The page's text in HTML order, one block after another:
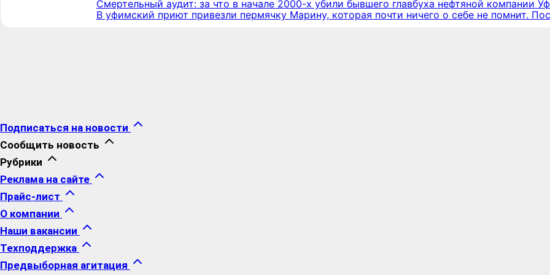
Смертельный аудит: за что в начале 2000-х убили бывшего главбуха нефтяной компании
В уфимский приют привезли пермячку Марину, которая почти ничего о себе не помнит.
Подписаться на новости
Сообщить новость
Рубрики
Реклама на сайте
Прайс-лист
О компании
Наши вакансии
Техподдержка
Предвыборная агитация